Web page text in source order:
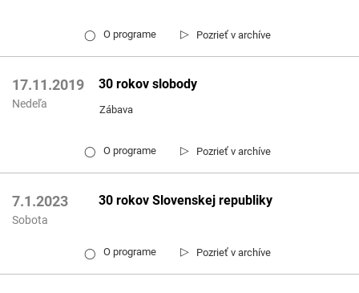
▷ Pozrieť v archíve
◯ O programe
▷ Pozrieť v archíve
30 rokov slobody
Zábava
Nedeľa
17.11.2019
◯ O programe
▷ Pozrieť v archíve
30 rokov Slovenskej republiky
Sobota
7.1.2023
◯ O programe